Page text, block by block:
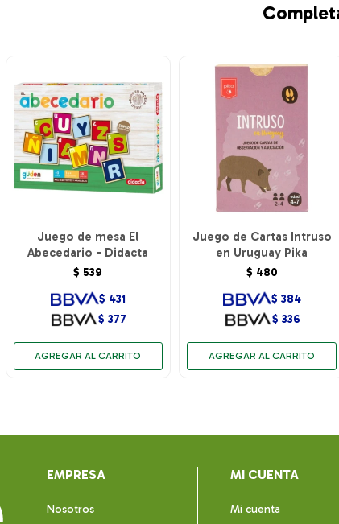
Juego de mesa El
Abecedario - Didacta
$ 539
$ 377
$ 431
Juego de Cartas Intruso
en Uruguay Pika
$ 480
$ 336
$ 384
EMPRESA
Nosotros
MI CUENTA
Mi cuenta